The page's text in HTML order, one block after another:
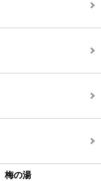
の湯